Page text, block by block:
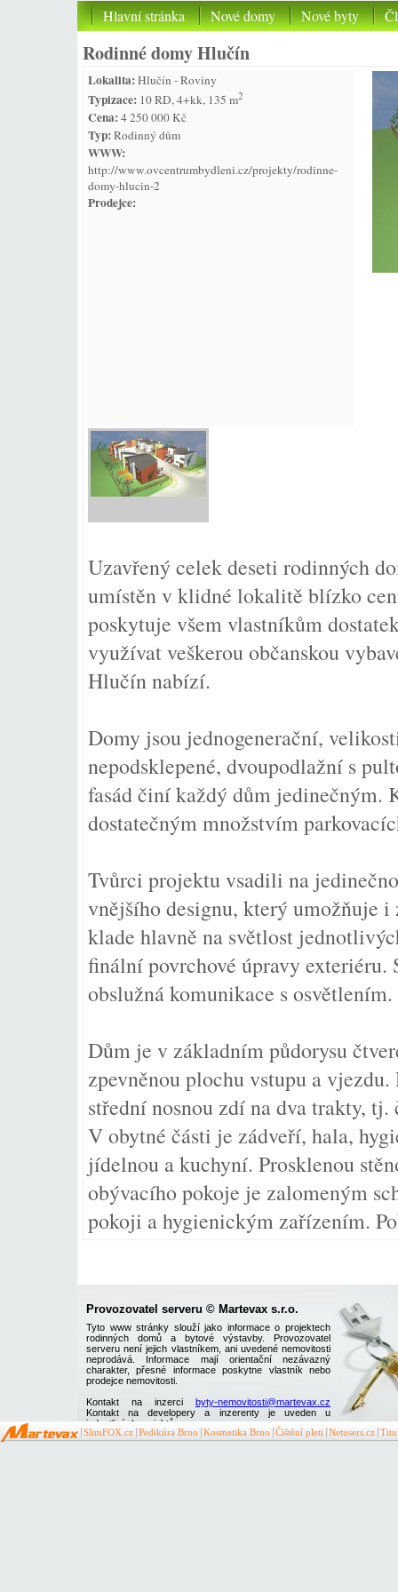
Hlavní stránka Nové domy Nové byty
Rodinné domy Hlučín
Lokalita:Hlučín - Roviny
Typizace: 10 RD, 4+kk, 135 m2
Cena:4 250 000 Kč
Typ:Rodinný dům
WWW:
http://www.ovcentrumbydleni.cz/projekty/rodinne-
domy-hlucin-2
Prodejce:
Uzavřený celek deseti rodinných
umístěn v klidné lokalitě blízko
poskytuje všem vlastníkům
využívat veškerou občanskou
Hlučín nabízí.
Domy jsou jednogenerační,
nepodsklepené, dvoupodlažní s
fasád činí každý dům jedinečným.
dostatečným množstvím
Tvůrci projektu vsadili na
vnějšího designu, který umožňuje
klade hlavně na světlost
finální povrchové úpravy exteriéru.
obslužná komunikace s
Dům je v základním půdorysu
zpevněnou plochu vstupu a
střední nosnou zdí na dva trakty, tj.
V obytné části je zádveří, hala,
jídelnou a kuchyní. Prosklenou
obývacího pokoje je zalomeným
pokoji a hygienickým zařízením.
Provozovatel serveru © Martevax s.r.o.
Tyto www stránky slouží jako informace o projektech
rodinných domů a bytové výstavby. Provozovatel
serveru není jejich vlastníkem, ani uvedené nemovitosti
neprodává. Informace mají orientační nezávazný
charakter, přesné informace poskytne vlastník nebo
prodejce nemovitosti.
Kontakt na inzerci byty-nemovitosti@martevax.cz
Kontakt na developery a inzerenty je uveden u
jednotlivých projektů
SlimFOX.cz Pedikúra Brno Kosmetika Brno Čištění pleti Netusers.cz